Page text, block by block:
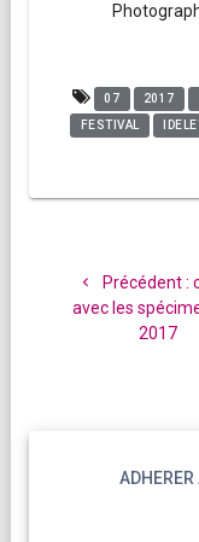
07 2017
FESTIVAL
l’article
Précédent :
avec les
2017